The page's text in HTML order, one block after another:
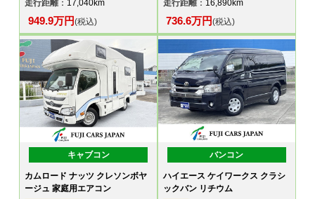
走行距離：17,040km
949.9万円(税込)
走行距離：16,890km
736.6万円(税込)
キャブコン
カムロード ナッツ クレソンボヤ
ージュ 家庭用エアコン
バンコン
ハイエース ケイワークス クラシ
ックバン リチウム